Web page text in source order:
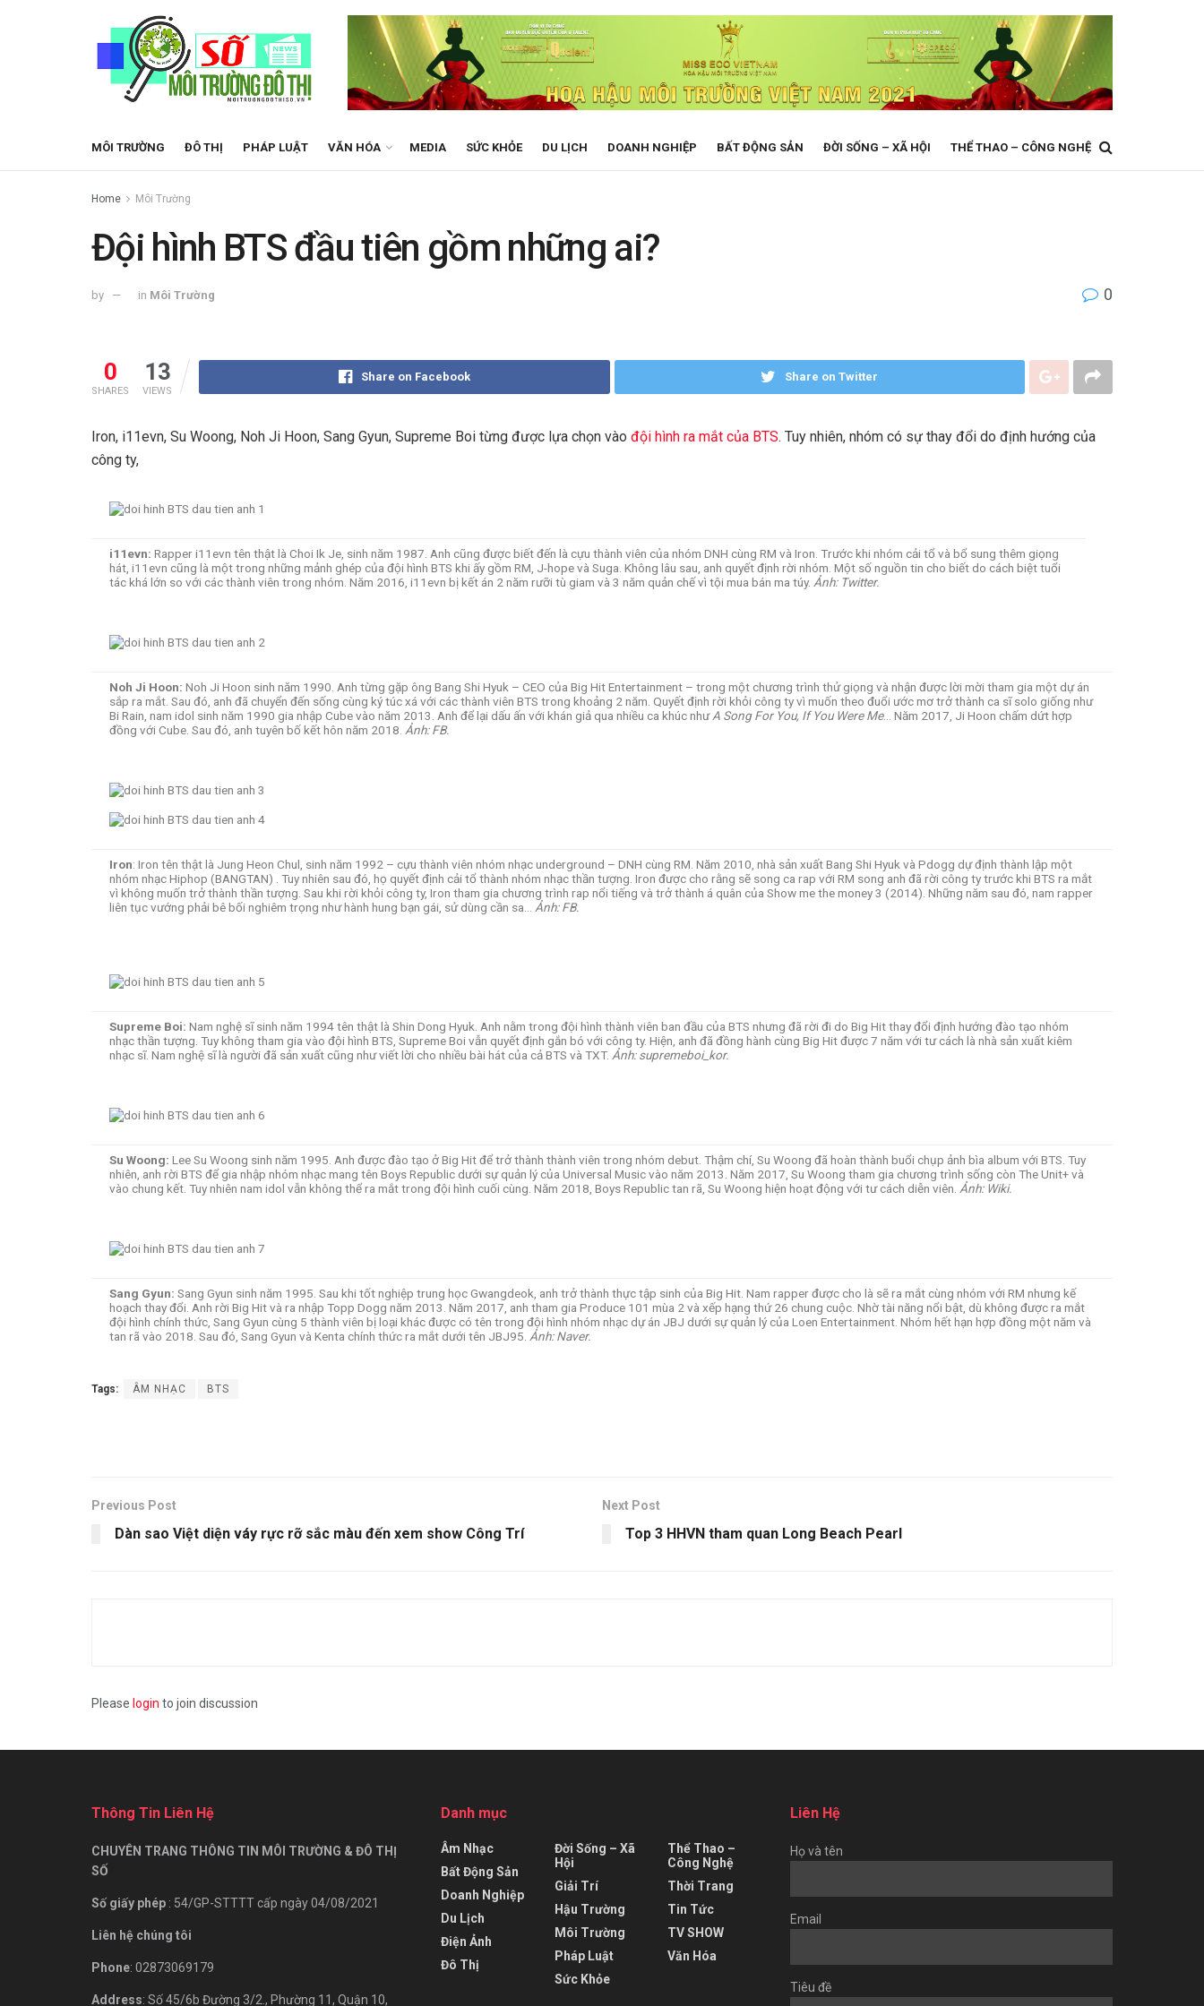
MÔI TRƯỜNG ĐÔ THỊ PHÁP LUẬT VĂN HÓA MEDIA SỨC KHỎE DU LỊCH DOANH NGHIỆP BẤT ĐỘNG SẢN ĐỜI SỐNG – XÃ HỘI THỂ THAO – CÔNG NGHỆ
Home Môi Trường
Đội hình BTS đầu tiên gồm những ai?
by in Môi Trường 0
0
SHARES
13
VIEWS
Share on Facebook Share on Twitter
Iron, i11evn, Su Woong, Noh Ji Hoon, Sang Gyun, Supreme Boi từng được lựa chọn vào đội hình ra mắt của BTS. Tuy nhiên, nhóm có sự thay đổi do định hướng của
công ty,
i11evn: Rapper i11evn tên thật là Choi Ik Je, sinh năm 1987. Anh cũng được biết đến là cựu thành viên của nhóm DNH cùng RM và Iron. Trước khi nhóm cải tổ và bổ sung thêm giọng
hát, i11evn cũng là một trong những mảnh ghép của đội hình BTS khi ấy gồm RM, J-hope và Suga. Không lâu sau, anh quyết định rời nhóm. Một số nguồn tin cho biết do cách biệt tuổi
tác khá lớn so với các thành viên trong nhóm. Năm 2016, i11evn bị kết án 2 năm rưỡi tù giam và 3 năm quản chế vì tội mua bán ma túy. Ảnh: Twitter.
Noh Ji Hoon: Noh Ji Hoon sinh năm 1990. Anh từng gặp ông Bang Shi Hyuk – CEO của Big Hit Entertainment – trong một chương trình thử giọng và nhận được lời mời tham gia một dự án
sắp ra mắt. Sau đó, anh đã chuyển đến sống cùng ký túc xá với các thành viên BTS trong khoảng 2 năm. Quyết định rời khỏi công ty vì muốn theo đuổi ước mơ trở thành ca sĩ solo giống như
Bi Rain, nam idol sinh năm 1990 gia nhập Cube vào năm 2013. Anh để lại dấu ấn với khán giả qua nhiều ca khúc nhưA Song For You, If You Were Me… Năm 2017, Ji Hoon chấm dứt hợp
đồng với Cube. Sau đó, anh tuyên bố kết hôn năm 2018. Ảnh: FB.
Iron: Iron tên thật là Jung Heon Chul, sinh năm 1992 – cựu thành viên nhóm nhạc underground – DNH cùng RM. Năm 2010, nhà sản xuất Bang Shi Hyuk và Pdogg dự định thành lập một
nhóm nhạc Hiphop (BANGTAN) . Tuy nhiên sau đó, họ quyết định cải tổ thành nhóm nhạc thần tượng. Iron được cho rằng sẽ song ca rap với RM song anh đã rời công ty trước khi BTS ra mắt
vì không muốn trở thành thần tượng. Sau khi rời khỏi công ty, Iron tham gia chương trình rap nổi tiếng và trở thành á quân của Show me the money 3 (2014). Những năm sau đó, nam rapper
liên tục vướng phải bê bối nghiêm trọng như hành hung bạn gái, sử dùng cần sa… Ảnh: FB.
Supreme Boi: Nam nghệ sĩ sinh năm 1994 tên thật là Shin Dong Hyuk. Anh nằm trong đội hình thành viên ban đầu của BTS nhưng đã rời đi do Big Hit thay đổi định hướng đào tạo nhóm
nhạc thần tượng. Tuy không tham gia vào đội hình BTS, Supreme Boi vẫn quyết định gắn bó với công ty. Hiện, anh đã đồng hành cùng Big Hit được 7 năm với tư cách là nhà sản xuất kiêm
nhạc sĩ. Nam nghệ sĩ là người đã sản xuất cũng như viết lời cho nhiều bài hát của cả BTS và TXT. Ảnh: supremeboi_kor.
Su Woong: Lee Su Woong sinh năm 1995. Anh được đào tạo ở Big Hit để trở thành thành viên trong nhóm debut. Thậm chí, Su Woong đã hoàn thành buổi chụp ảnh bìa album với BTS. Tuy
nhiên, anh rời BTS để gia nhập nhóm nhạc mang tên Boys Republic dưới sự quản lý của Universal Music vào năm 2013. Năm 2017, Su Woong tham gia chương trình sống còn The Unit+ và
vào chung kết. Tuy nhiên nam idol vẫn không thể ra mắt trong đội hình cuối cùng. Năm 2018, Boys Republic tan rã, Su Woong hiện hoạt động với tư cách diễn viên. Ảnh: Wiki.
Sang Gyun: Sang Gyun sinh năm 1995. Sau khi tốt nghiệp trung học Gwangdeok, anh trở thành thực tập sinh của Big Hit. Nam rapper được cho là sẽ ra mắt cùng nhóm với RM nhưng kế
hoạch thay đổi. Anh rời Big Hit và ra nhập Topp Dogg năm 2013. Năm 2017, anh tham gia Produce 101 mùa 2 và xếp hạng thứ 26 chung cuộc. Nhờ tài năng nổi bật, dù không được ra mắt
đội hình chính thức, Sang Gyun cùng 5 thành viên bị loại khác được có tên trong đội hình nhóm nhạc dự án JBJ dưới sự quản lý của Loen Entertainment. Nhóm hết hạn hợp đồng một năm và
tan rã vào 2018. Sau đó, Sang Gyun và Kenta chính thức ra mắt dưới tên JBJ95. Ảnh: Naver.
Tags: ÂM NHẠC BTS
Previous Post
Dàn sao Việt diện váy rực rỡ sắc màu đến xem show Công Trí
Next Post
Top 3 HHVN tham quan Long Beach Pearl
Please login to join discussion
Thông Tin Liên Hệ
CHUYÊN TRANG THÔNG TIN MÔI TRƯỜNG & ĐÔ THỊ
SỐ
Số giấy phép : 54/GP-STTTT cấp ngày 04/08/2021
Liên hệ chúng tôi
Phone: 02873069179
Address: Số 45/6b Đường 3/2., Phường 11, Quận 10,
Danh mục
Âm Nhạc
Bất Động Sản
Doanh Nghiệp
Du Lịch
Điện Ảnh
Đô Thị
Đời Sống – Xã
Hội
Giải Trí
Hậu Trường
Môi Trường
Pháp Luật
Sức Khỏe
Thể Thao –
Công Nghệ
Thời Trang
Tin Tức
TV SHOW
Văn Hóa
Liên Hệ
Họ và tên
Email
Tiêu đề